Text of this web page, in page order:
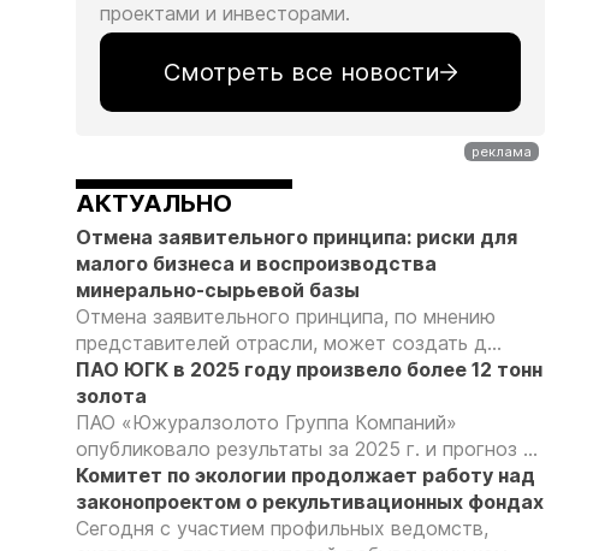
проектами и инвесторами.
Смотреть все новости
АКТУАЛЬНО
Отмена заявительного принципа: риски для
малого бизнеса и воспроизводства
минерально-сырьевой базы
Отмена заявительного принципа, по мнению
представителей отрасли, может создать д...
ПАО ЮГК в 2025 году произвело более 12 тонн
золота
ПАО «Южуралзолото Группа Компаний»
опубликовало результаты за 2025 г. и прогноз ...
Комитет по экологии продолжает работу над
законопроектом о рекультивационных фондах
Сегодня с участием профильных ведомств,